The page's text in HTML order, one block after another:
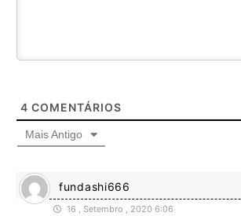
4 COMENTÁRIOS
Mais Antigo
fundashi666
16 , Setembro , 2020 6:06